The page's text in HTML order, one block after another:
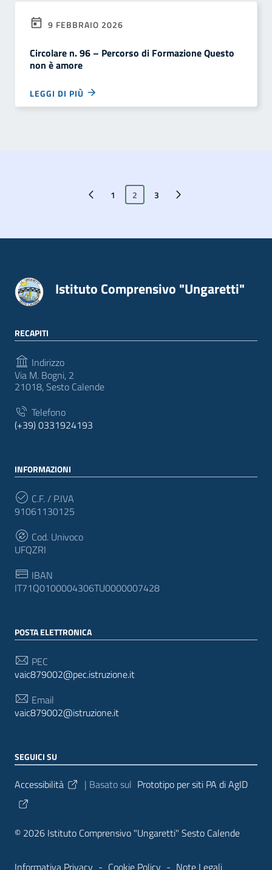
9 FEBBRAIO 2026
Circolare n. 96 – Percorso di Formazione Questo
non è amore
LEGGI DI PIÙ
Pagina precedente
1 2 3
Pagina successiva
Istituto Comprensivo "Ungaretti"
RECAPITI
Indirizzo
Via M. Bogni, 2
21018, Sesto Calende
Telefono
(+39) 0331924193
INFORMAZIONI
C.F. / P.IVA
91061130125
Cod. Univoco
UFQZRI
IBAN
IT71Q0100004306TU0000007428
POSTA ELETTRONICA
PEC
vaic879002@pec.istruzione.it
Email
vaic879002@istruzione.it
SEGUICI SU
Sezione Link Utili
Accessibilità | Basato sul Prototipo per siti PA di AgID
© 2026 Istituto Comprensivo "Ungaretti" Sesto Calende
Informativa Privacy - Cookie Policy - Note Legali